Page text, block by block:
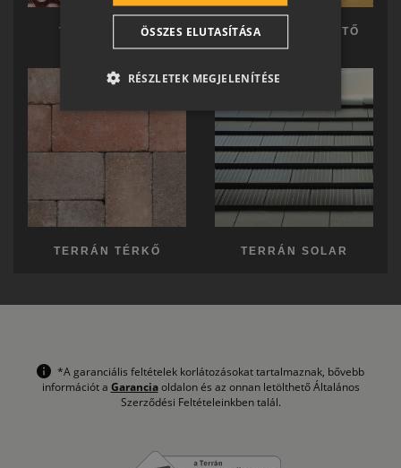
TERRÁN TETŐ TERRÁN KÉSZTETŐ
TERRÁN TÉRKŐ TERRÁN SOLAR
*A garanciális feltételek korlátozásokat tartalmaznak, bővebb
információt a Garanciaoldalon és az onnan letölthető Általános
Szerződési Feltételeinkben talál.
CROATIAN
SR
RO-HU
ITALIAN
ÖSSZES ELUTASÍTÁSA
RÉSZLETEK MEGJELENÍTÉSE